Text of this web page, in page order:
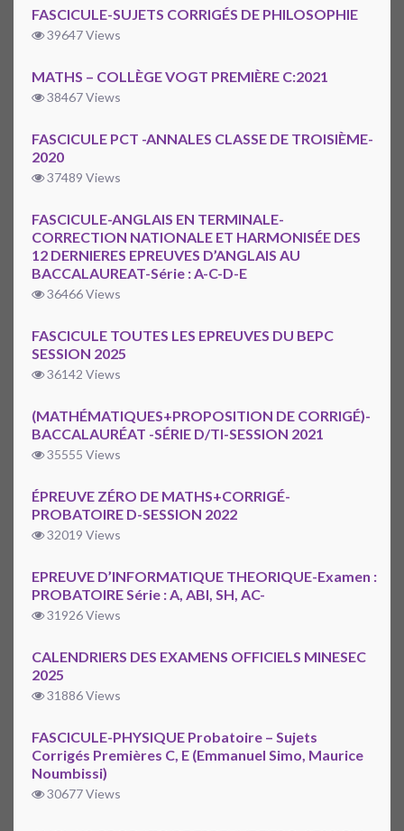
FASCICULE-SUJETS CORRIGÉS DE PHILOSOPHIE
39647 Views
MATHS – COLLÈGE VOGT PREMIÈRE C:2021
38467 Views
FASCICULE PCT -ANNALES CLASSE DE TROISIÈME-
2020
37489 Views
FASCICULE-ANGLAIS EN TERMINALE-
CORRECTION NATIONALE ET HARMONISÉE DES
12 DERNIERES EPREUVES D’ANGLAIS AU
BACCALAUREAT-Série : A-C-D-E
36466 Views
FASCICULE TOUTES LES EPREUVES DU BEPC
SESSION 2025
36142 Views
(MATHÉMATIQUES+PROPOSITION DE CORRIGÉ)-
BACCALAURÉAT -SÉRIE D/TI-SESSION 2021
35555 Views
ÉPREUVE ZÉRO DE MATHS+CORRIGÉ-
PROBATOIRE D-SESSION 2022
32019 Views
EPREUVE D’INFORMATIQUE THEORIQUE-Examen :
PROBATOIRE Série : A, ABI, SH, AC-
31926 Views
CALENDRIERS DES EXAMENS OFFICIELS MINESEC
2025
31886 Views
FASCICULE-PHYSIQUE Probatoire – Sujets
Corrigés Premières C, E (Emmanuel Simo, Maurice
Noumbissi)
30677 Views